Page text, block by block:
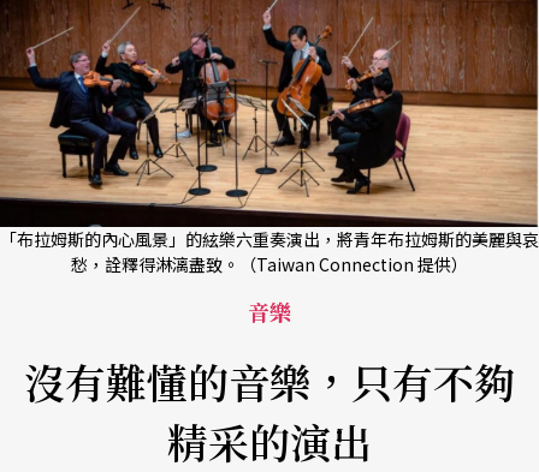
「布拉姆斯的內心風景」的絃樂六重奏演出，將青年布拉姆斯的美麗與哀
愁，詮釋得淋漓盡致。（Taiwan Connection 提供）
音樂
沒有難懂的音樂，只有不夠
精采的演出